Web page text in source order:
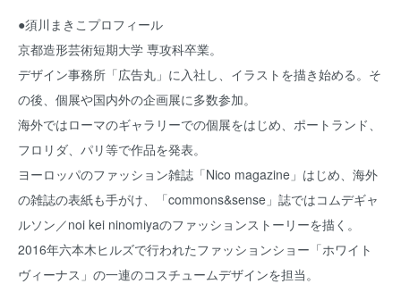
●須川まきこプロフィール
京都造形芸術短期大学 専攻科卒業。
デザイン事務所「広告丸」に入社し、イラストを描き始める。そ
の後、個展や国内外の企画展に多数参加。
海外ではローマのギャラリーでの個展をはじめ、ポートランド、
フロリダ、パリ等で作品を発表。
ヨーロッパのファッション雑誌「Nico magazine」はじめ、海外
の雑誌の表紙も手がけ、「commons&sense」誌ではコムデギャ
ルソン／noi kei ninomiyaのファッションストーリーを描く。
2016年六本木ヒルズで行われたファッションショー「ホワイト
ヴィーナス」の一連のコスチュームデザインを担当。